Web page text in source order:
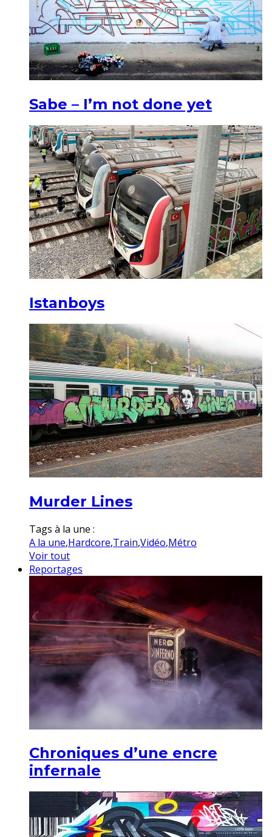
Sabe – I’m not done yet
Istanboys
Murder Lines
Tags à la une :
A la une,Hardcore,Train,Vidéo,Métro
Voir tout
Reportages
Chroniques d’une encre
infernale